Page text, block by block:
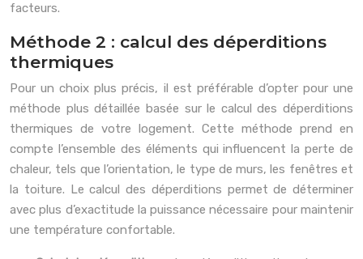
facteurs.
Méthode 2 : calcul des déperditions
thermiques
Pour un choix plus précis, il est préférable d’opter pour une
méthode plus détaillée basée sur le calcul des déperditions
thermiques de votre logement. Cette méthode prend en
compte l’ensemble des éléments qui influencent la perte de
chaleur, tels que l’orientation, le type de murs, les fenêtres et
la toiture. Le calcul des déperditions permet de déterminer
avec plus d’exactitude la puissance nécessaire pour maintenir
une température confortable.